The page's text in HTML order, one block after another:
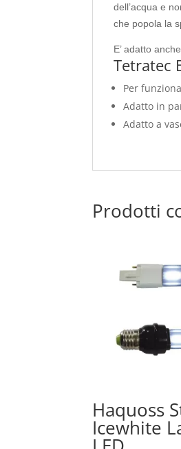
dell’acqua e
che popola la
E’ adatto
Tetratec
Per
Adatto in
Adatto a
Prodotti
Haquoss
Icewhite